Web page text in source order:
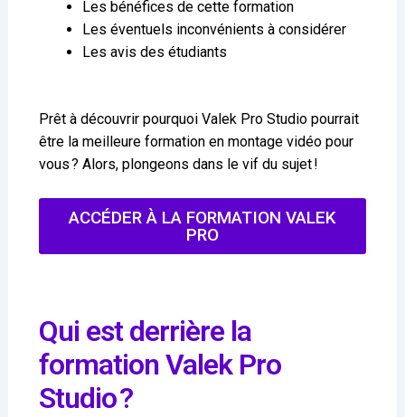
Les bénéfices de cette formation
Les éventuels inconvénients à considérer
Les avis des étudiants
Prêt à découvrir pourquoi Valek Pro Studio pourrait
être la meilleure formation en montage vidéo pour
vous ? Alors, plongeons dans le vif du sujet !
ACCÉDER À LA FORMATION VALEK
PRO
Qui est derrière la
formation Valek Pro
Studio ?